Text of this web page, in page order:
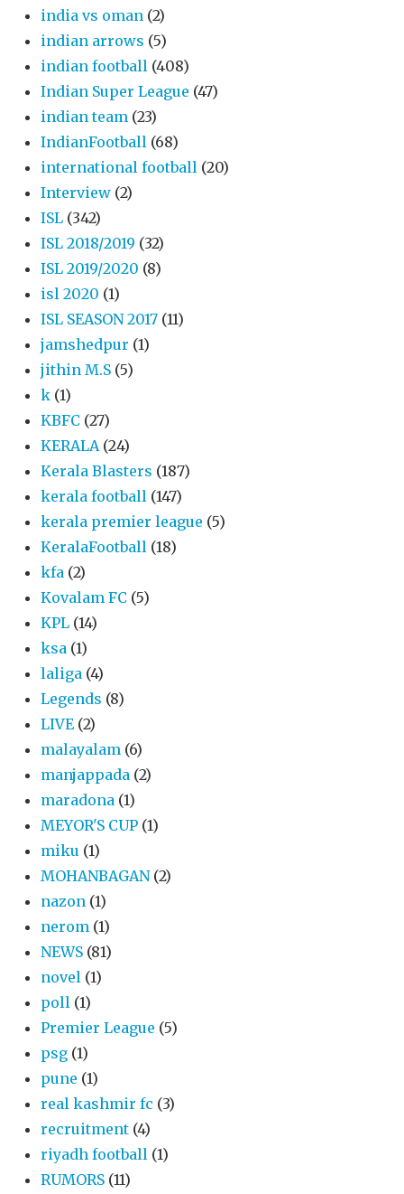
india vs oman (2)
indian arrows (5)
indian football (408)
Indian Super League (47)
indian team (23)
IndianFootball (68)
international football (20)
Interview (2)
ISL (342)
ISL 2018/2019 (32)
ISL 2019/2020 (8)
isl 2020 (1)
ISL SEASON 2017 (11)
jamshedpur (1)
jithin M.S (5)
k (1)
KBFC (27)
KERALA (24)
Kerala Blasters (187)
kerala football (147)
kerala premier league (5)
KeralaFootball (18)
kfa (2)
Kovalam FC (5)
KPL (14)
ksa (1)
laliga (4)
Legends (8)
LIVE (2)
malayalam (6)
manjappada (2)
maradona (1)
MEYOR'S CUP (1)
miku (1)
MOHANBAGAN (2)
nazon (1)
nerom (1)
NEWS (81)
novel (1)
poll (1)
Premier League (5)
psg (1)
pune (1)
real kashmir fc (3)
recruitment (4)
riyadh football (1)
RUMORS (11)